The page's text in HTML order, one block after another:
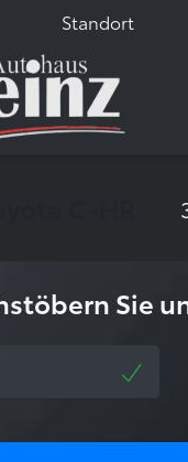
Standort
Sie